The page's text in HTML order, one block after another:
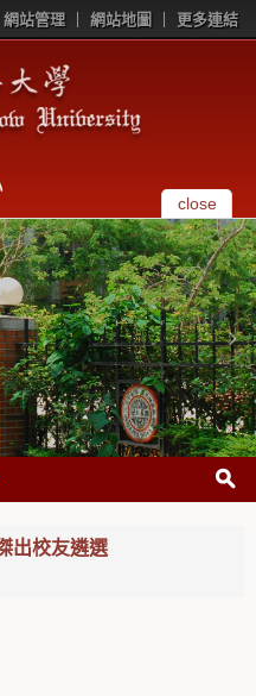
網站管理 網站地圖 更多連結
close
出校友遴選